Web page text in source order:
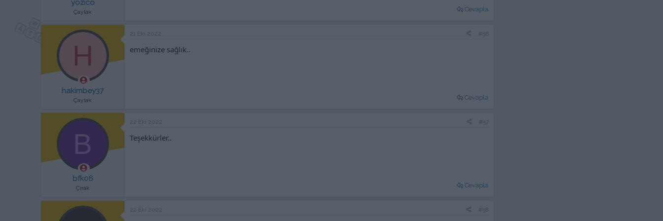
yozico
Çaylak Cevapla
H
hakimbey37
Çaylak
21 Eki 2022 #56
emeğinize sağlık..
Cevapla
B
bfk06
Çırak
22 Eki 2022 #57
Teşekkürler..
Cevapla
22 Eki 2022 #58